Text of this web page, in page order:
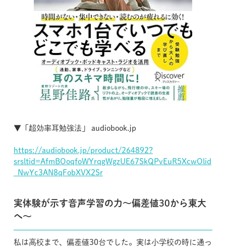
▼「超効率耳勉強法」 audiobook.jp
https://audiobook.jp/product/264892?
srsltid=AfmBOoqfoWYrqgWgzUE67SkQPvEuR5XcwOlid
_NwYc3AN8qFobXVX2Sr
実体験が示す音声学習の力〜偏差値30から東大
へ〜
私は高校まで、偏差値30台でした。実は小学校の時に通っ